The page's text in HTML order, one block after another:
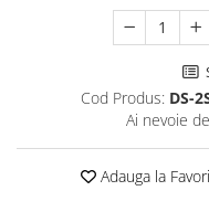
Cod Produs: DS-
Ai nevoie
Adauga la